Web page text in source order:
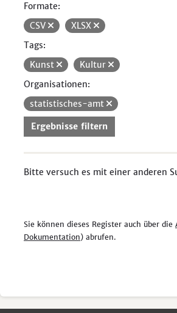
Formate:
CSV
XLSX
Tags:
Kunst
Kultur
Organisationen:
statistisches-amt
Ergebnisse filtern
Bitte versuch es mit einer anderen
Sie können dieses Register auch über die
Dokumentation) abrufen.